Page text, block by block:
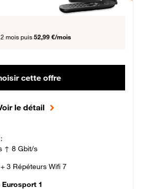
mois puis 52,99 €/mois
cette offre
le détail
↑ 8 Gbit/s
3 Répéteurs Wifi 7
Eurosport 1